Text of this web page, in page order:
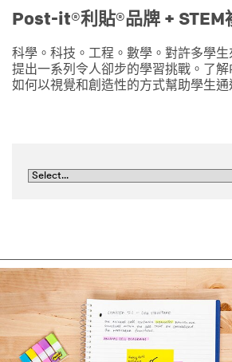
Post-it®利貼®品牌 + STEM
科學。科技。工程。數學。對許多學
提出一系列令人卻步的學習挑戰。了
如何以視覺和創造性的方式幫助學生通